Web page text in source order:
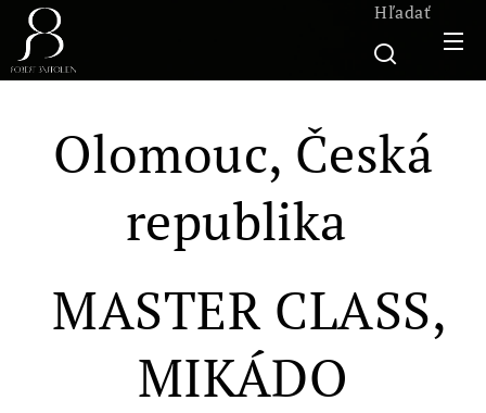
Hľadať
Olomouc, Česká
republika
MASTER CLASS,
MIKÁDO